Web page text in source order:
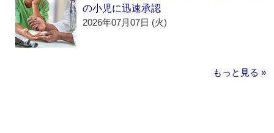
の小児に迅速承認
2026年07月07日 (火)
もっと見る »